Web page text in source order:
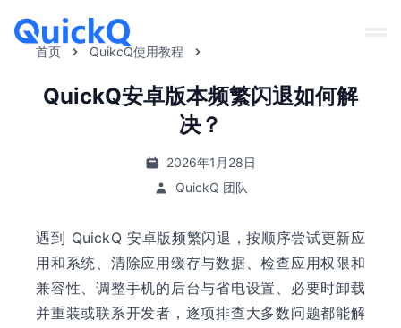
首页 QuikcQ使用教程
QuickQ安卓版本频繁闪退如何解
决？
2026年1月28日
QuickQ 团队
遇到 QuickQ 安卓版频繁闪退，按顺序尝试更新应
用和系统、清除应用缓存与数据、检查应用权限和
兼容性、调整手机的后台与省电设置、必要时卸载
并重装或联系开发者，逐项排查大多数问题都能解